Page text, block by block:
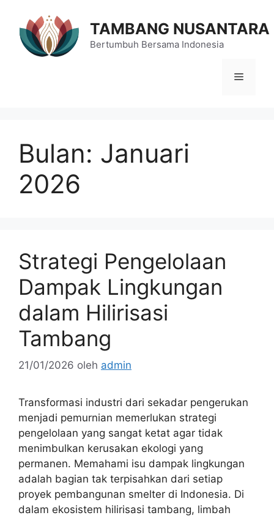
TAMBANG NUSANTARA
Bertumbuh Bersama Indonesia
Menu
Bulan: Januari
2026
Strategi Pengelolaan
Dampak Lingkungan
dalam Hilirisasi
Tambang
21/01/2026 oleh admin
Transformasi industri dari sekadar pengerukan
menjadi pemurnian memerlukan strategi
pengelolaan yang sangat ketat agar tidak
menimbulkan kerusakan ekologi yang
permanen. Memahami isu dampak lingkungan
adalah bagian tak terpisahkan dari setiap
proyek pembangunan smelter di Indonesia. Di
dalam ekosistem hilirisasi tambang, limbah